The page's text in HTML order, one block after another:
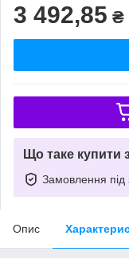
3 492,85 ₴
Що таке купити
Замовлення під
Опис